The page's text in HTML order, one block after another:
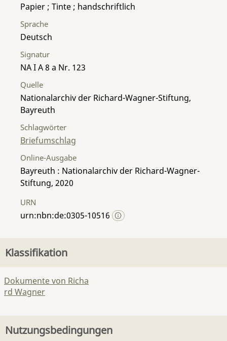
Papier ; Tinte ; handschriftlich
Sprache
Deutsch
Signatur
NA I A 8 a Nr. 123
Quelle
Nationalarchiv der Richard-Wagner-Stiftung,
Bayreuth
Schlagwörter
Briefumschlag
Online-Ausgabe
Bayreuth : Nationalarchiv der Richard-Wagner-
Stiftung, 2020
URN
urn:nbn:de:0305-10516
Klassifikation
Dokumente von Richa
rd Wagner
Nutzungsbedingungen